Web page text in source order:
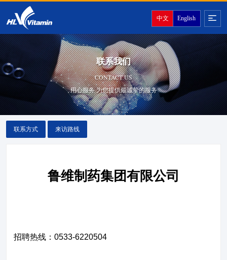
中文 English
联系我们
CONTACT US
用心服务 为您提供最诚挚的服务
联系方式 来访路线
鲁维制药集团有限公司
招聘热线：0533-6220504